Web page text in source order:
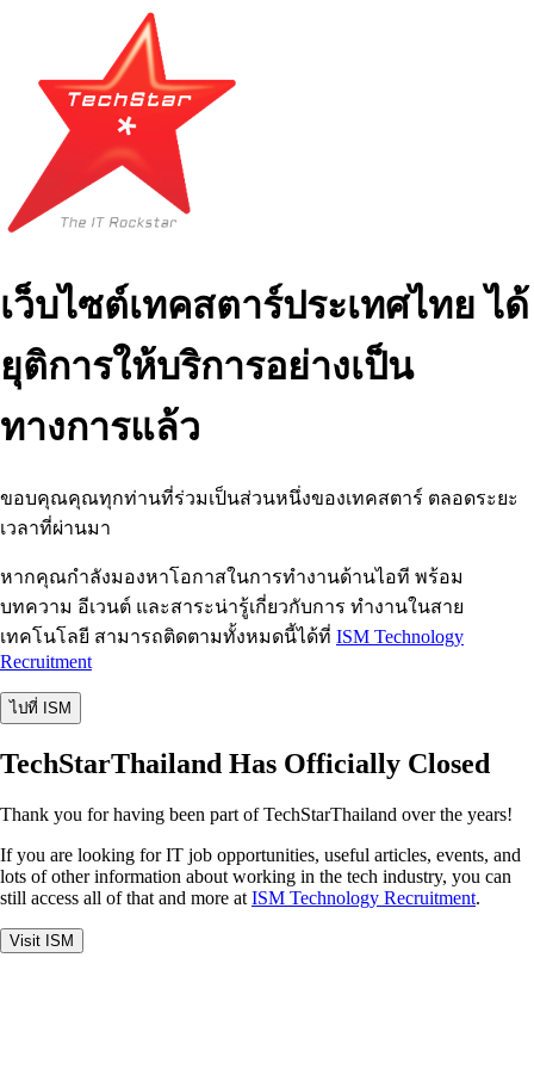
เว็บไซต์เทคสตาร์ประเทศไทย ได้
ยุติการให้บริการอย่างเป็น
ทางการแล้ว
ขอบคุณคุณทุกท่านที่ร่วมเป็นส่วนหนึ่งของเทคสตาร์ ตลอดระยะ
เวลาที่ผ่านมา
หากคุณกำลังมองหาโอกาสในการทำงานด้านไอที พร้อม
บทความ อีเวนต์ และสาระน่ารู้เกี่ยวกับการ ทำงานในสาย
เทคโนโลยี สามารถติดตามทั้งหมดนี้ได้ที่ ISM Technology
Recruitment
ไปที่ ISM
TechStarThailand Has Officially Closed
Thank you for having been part of TechStarThailand over the years!
If you are looking for IT job opportunities, useful articles, events, and
lots of other information about working in the tech industry, you can
still access all of that and more at ISM Technology Recruitment.
Visit ISM